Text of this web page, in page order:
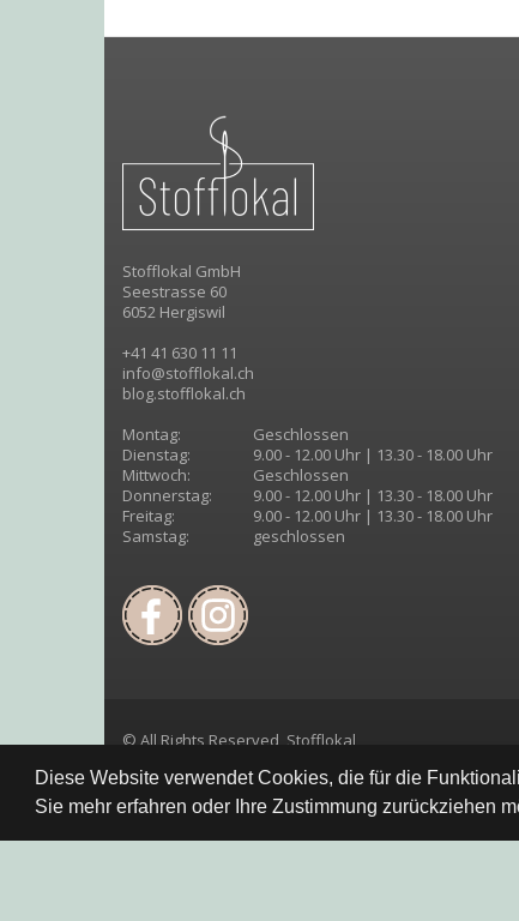
Diese Website verwendet Cookies, die für die
Sie mehr erfahren oder Ihre Zustimmung zurückziehen
Stofflokal GmbH
Seestrasse 60
6052 Hergiswil
+41 41 630 11 11
info@stofflokal.ch
blog.stofflokal.ch
Montag:
Geschlossen
Dienstag:
9.00 - 12.00 Uhr | 13.30 - 18.00 Uhr
Mittwoch:
Geschlossen
Donnerstag:
9.00 - 12.00 Uhr | 13.30 - 18.00 Uhr
Freitag:
9.00 - 12.00 Uhr | 13.30 - 18.00 Uhr
Samstag:
geschlossen
© All Rights Reserved, Stofflokal